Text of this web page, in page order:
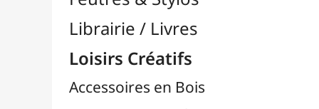
Bougies
Boutons & Button Press
Clous / Pointes / Épingles
Coloriage